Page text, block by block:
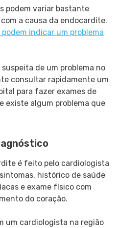
podem variar bastante
a causa da endocardite.
indicar um problema
de um problema no
consultar rapidamente um
para fazer exames de
existe algum problema que
é feito pelo cardiologista
histórico de saúde
e exame físico com
do coração.
um cardiologista na região